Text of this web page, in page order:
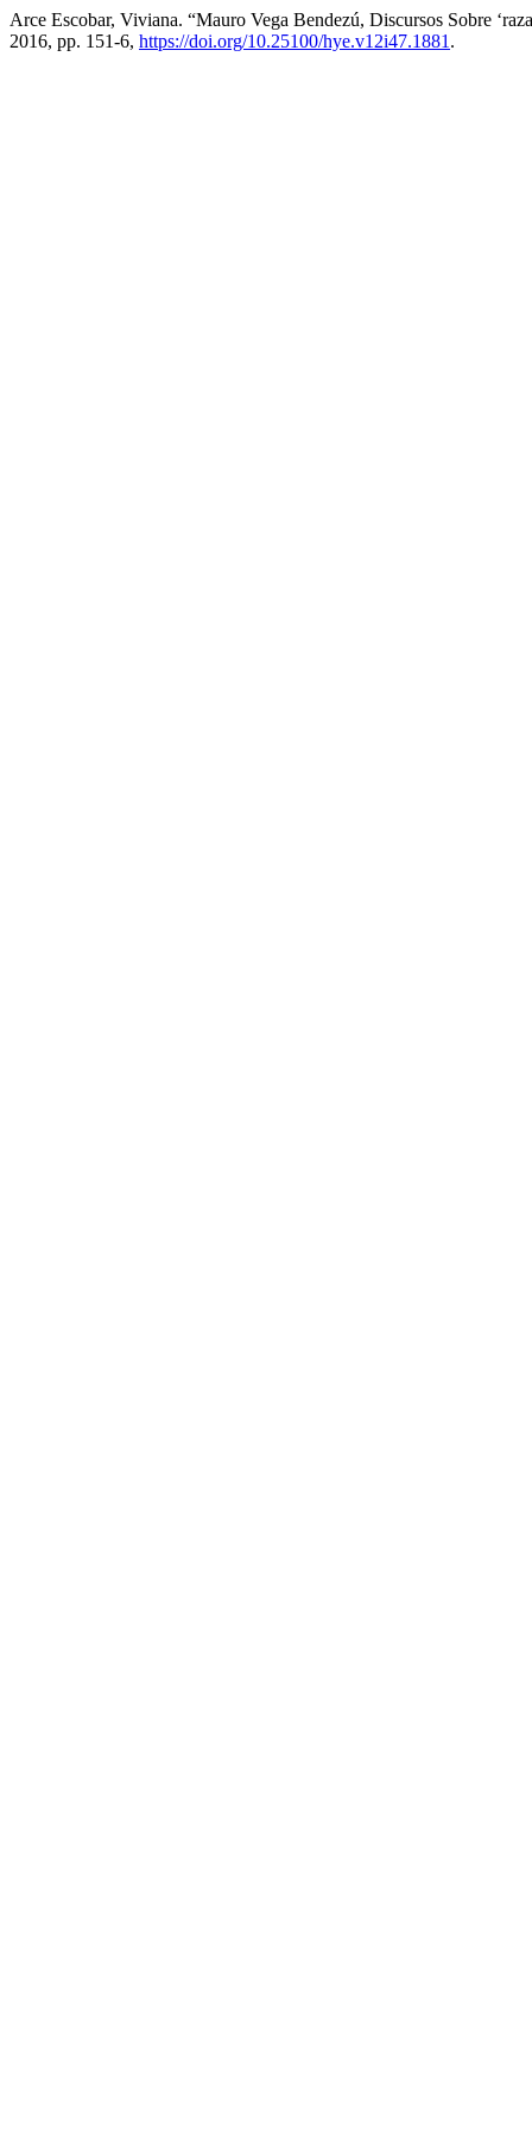
Arce Escobar, Viviana. “Mauro Vega Bendezú, Discursos Sobre
2016, pp. 151-6, https://doi.org/10.25100/hye.v12i47.1881 .